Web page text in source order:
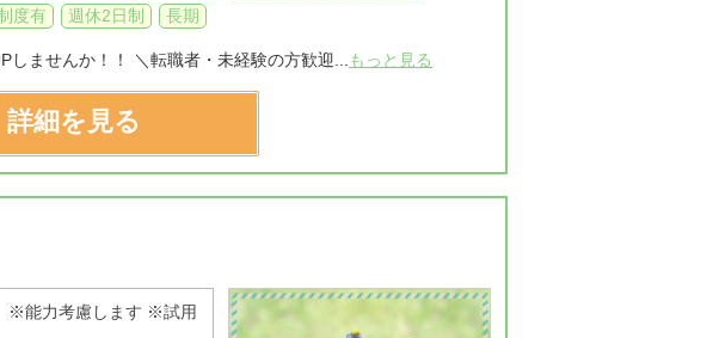
度有 週休2日制 長期
ませんか！！ ＼転職者・未経験の方歓迎... もっと見る
詳細を見る
※能力考慮します ※試用